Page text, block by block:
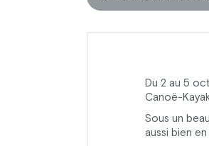
Du 2 au 5
Canoë-
Sous un
aussi bien